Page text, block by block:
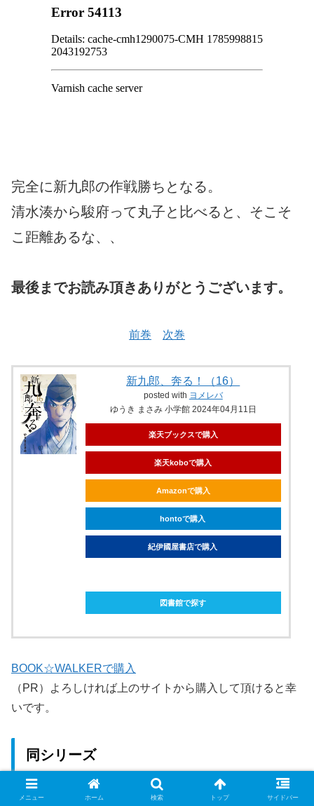
完全に新九郎の作戦勝ちとなる。
清水湊から駿府って丸子と比べると、そこそ
こ距離あるな、、
最後までお読み頂きありがとうございます。
前巻 次巻
新九郎、奔る！（16）
posted with ヨメレバ
ゆうき まさみ 小学館 2024年04月11日
楽天ブックスで購入
楽天koboで購入
Amazonで購入
hontoで購入
紀伊國屋書店で購入
図書館で探す
BOOK☆WALKERで購入
（PR）よろしければ上のサイトから購入して頂けると幸
いです。
同シリーズ
メニュー ホーム 検索 トップ サイドバー